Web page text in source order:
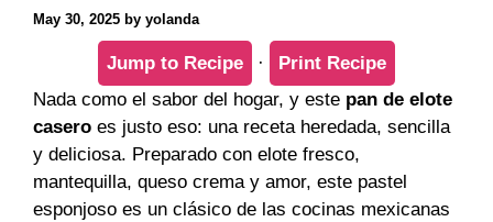
May 30, 2025 by yolanda
Jump to Recipe ·
Print Recipe
Nada como el sabor del hogar, y este pan de elote
casero es justo eso: una receta heredada, sencilla
y deliciosa. Preparado con elote fresco,
mantequilla, queso crema y amor, este pastel
esponjoso es un clásico de las cocinas mexicanas